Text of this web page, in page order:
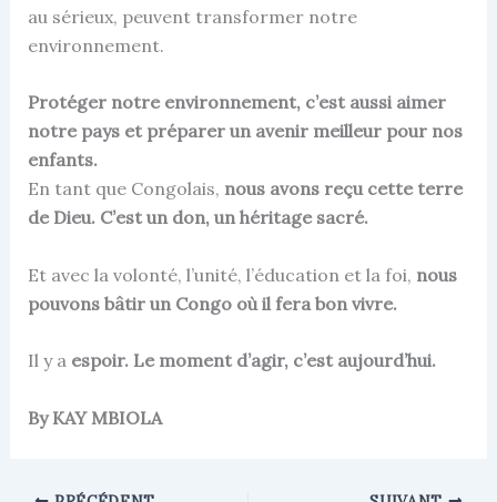
au sérieux, peuvent transformer notre
environnement.
Protéger notre environnement, c’est aussi aimer
notre pays et préparer un avenir meilleur pour nos
enfants.
En tant que Congolais, nous avons reçu cette terre
de Dieu. C’est un don, un héritage sacré.
Et avec la volonté, l’unité, l’éducation et la foi, nous
pouvons bâtir un Congo où il fera bon vivre.
Il y a espoir. Le moment d’agir, c’est aujourd’hui.
By KAY MBIOLA